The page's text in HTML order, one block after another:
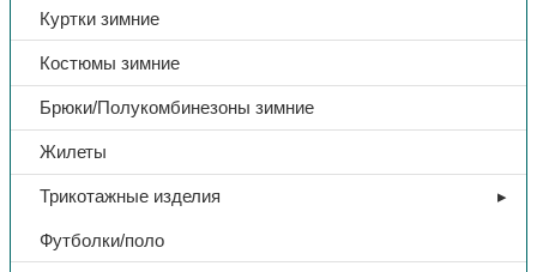
Куртки зимние
Костюмы зимние
Брюки/Полукомбинезоны зимние
Жилеты
Трикотажные изделия
Футболки/поло